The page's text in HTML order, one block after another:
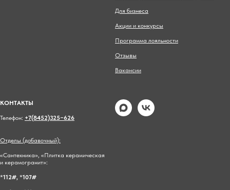
Для бизнеса
Акции и конкурсы
Программа лояльности
Отзывы
Вакансии
КОНТАКТЫ
Телефон: +7(8452)325−626
Отделы (добавочный):
«Сантехника», «Плитка керамическая
и керамогранит»:
*112#, *107#